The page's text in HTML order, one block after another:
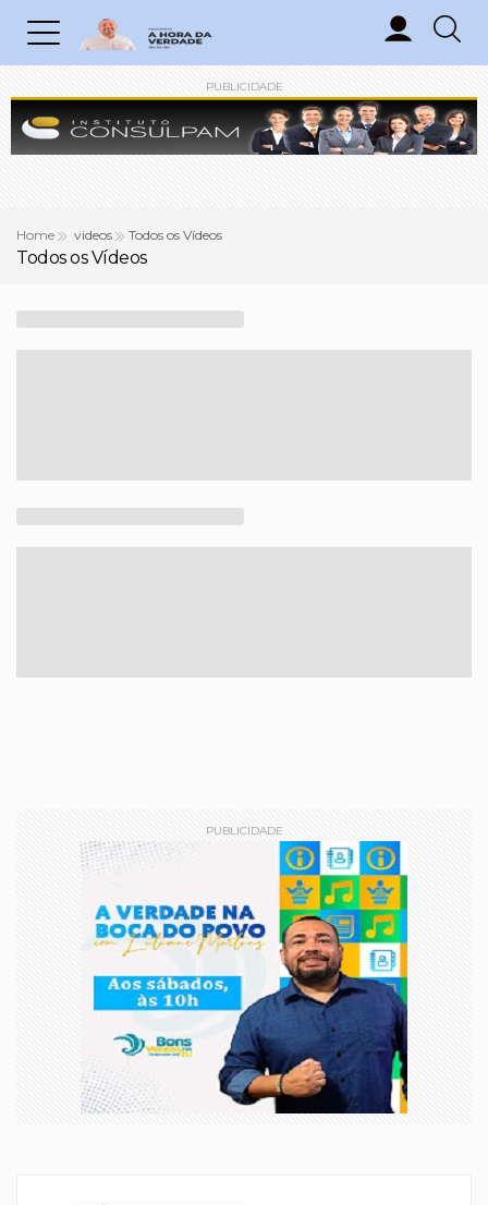
PUBLICIDADE
Home videos Todos os Vídeos
Todos os Vídeos
PUBLICIDADE